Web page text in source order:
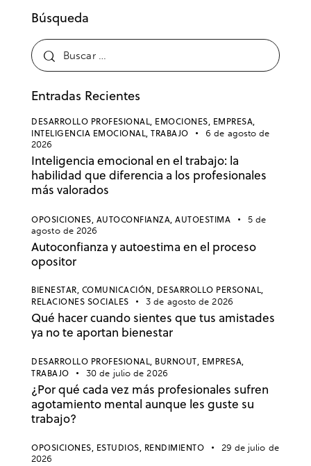
Búsqueda
Entradas Recientes
DESARROLLO PROFESIONAL, EMOCIONES, EMPRESA,
INTELIGENCIA EMOCIONAL, TRABAJO
6 de agosto de
2026
Inteligencia emocional en el trabajo: la
habilidad que diferencia a los profesionales
más valorados
OPOSICIONES, AUTOCONFIANZA, AUTOESTIMA
5 de
agosto de 2026
Autoconfianza y autoestima en el proceso
opositor
BIENESTAR, COMUNICACIÓN, DESARROLLO PERSONAL,
RELACIONES SOCIALES
3 de agosto de 2026
Qué hacer cuando sientes que tus amistades
ya no te aportan bienestar
DESARROLLO PROFESIONAL, BURNOUT, EMPRESA,
TRABAJO
30 de julio de 2026
¿Por qué cada vez más profesionales sufren
agotamiento mental aunque les guste su
trabajo?
OPOSICIONES, ESTUDIOS, RENDIMIENTO
29 de julio de
2026